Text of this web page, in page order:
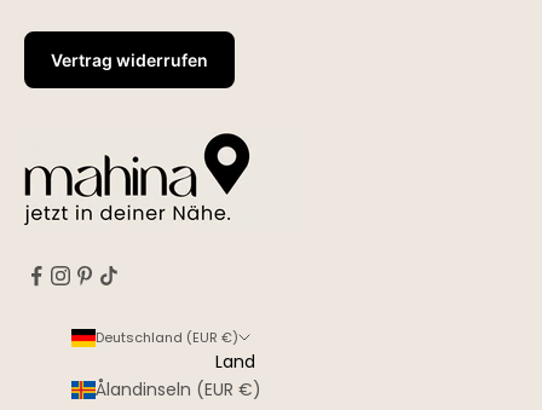
Vertrag widerrufen
Deutschland (EUR €)
Land
Ålandinseln (EUR €)